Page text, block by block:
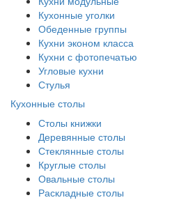
Кухонные уголки
Обеденные группы
Кухни эконом класса
Кухни с фотопечатью
Угловые кухни
Стулья
Кухонные столы
Столы книжки
Деревянные столы
Стеклянные столы
Круглые столы
Овальные столы
Раскладные столы